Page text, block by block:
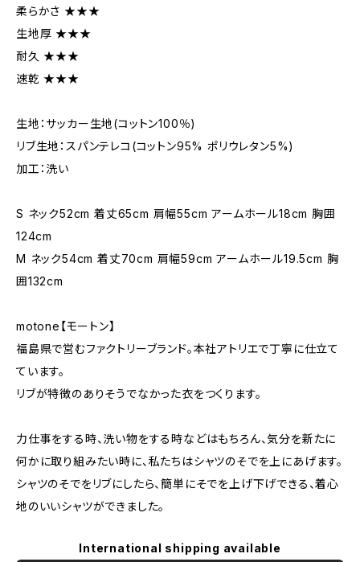
柔らかさ ★★★
生地厚 ★★★
耐久 ★★★
速乾 ★★★
生地：サッカー生地(コットン100％)
リブ生地：スパンテレコ(コットン95% ポリウレタン5%)
加工：洗い
S ネック52cm 着丈65cm 肩幅55cm アームホール18cm 胸囲
124cm
M ネック54cm 着丈70cm 肩幅59cm アームホール19.5cm 胸
囲132cm
motone【モートン】
福島県で営むファクトリーブランド。本社アトリエで丁寧に仕立て
ています。
リブが特徴のありそうでなかった衣をつくります。
力仕事をする時、洗い物をする時などはもちろん、気分を新たに
何かに取り組みたい時に、私たちはシャツのそでを上にあげます。
シャツのそでをリブにしたら、簡単にそでを上げ下げできる、着心
地のいいシャツができました。
International shipping available